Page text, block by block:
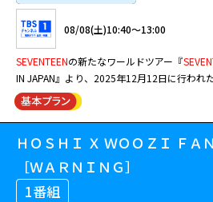
08/08(土)10:40～13:00
SEVENTEENの新たなワールドツアー『
IN JAPAN』より、2025年12月12日に行われ
する。
ＨＯＳＨＩ Ｘ ＷＯＯＺＩ ＦＡ
［ＷＡＲＮＩＮＧ］
1番組